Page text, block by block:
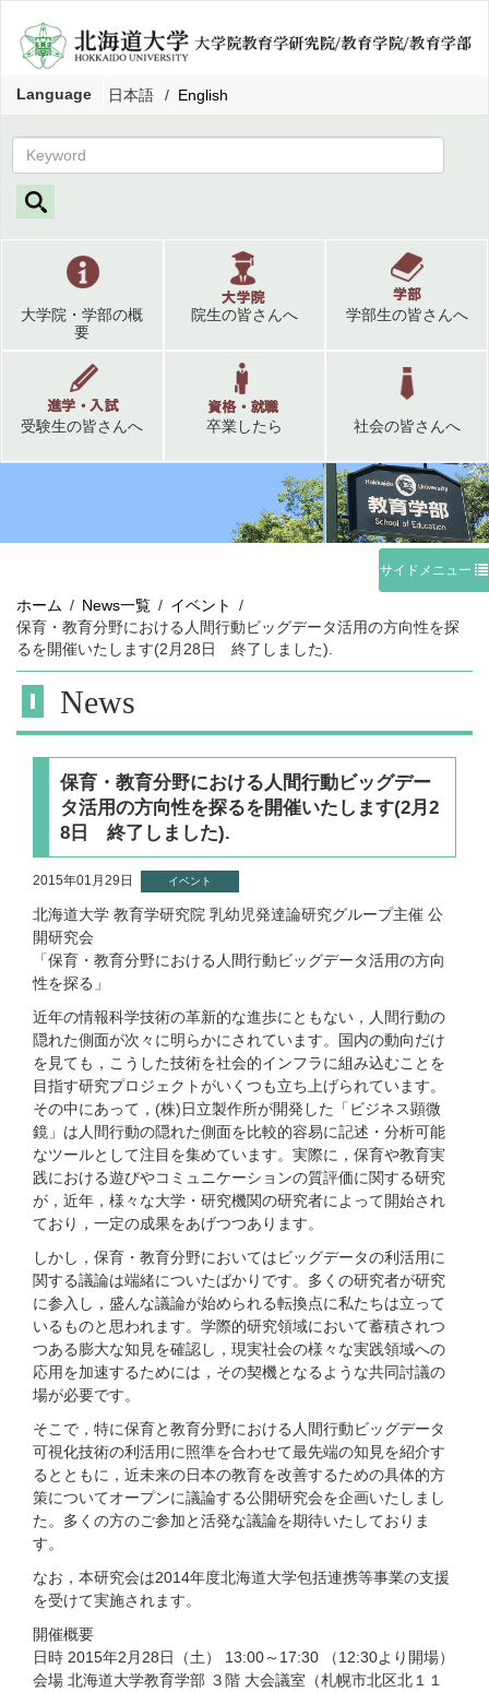
Language 日本語 English
大学院・学部の概
要
院生の皆さんへ 学部生の皆さんへ
受験生の皆さんへ 卒業したら 社会の皆さんへ
サイドメニュー
ホーム News一覧
イベント
保育・教育分野における人間行動ビッグデータ活用の方向性を探
るを開催いたします(2月28日 終了しました).
News
保育・教育分野における人間行動ビッグデー
タ活用の方向性を探るを開催いたします(2月2
8日 終了しました).
2015年01月29日 イベント
北海道大学 教育学研究院 乳幼児発達論研究グループ主催 公
開研究会
「保育・教育分野における人間行動ビッグデータ活用の方向
性を探る」
近年の情報科学技術の革新的な進歩にともない，人間行動の
隠れた側面が次々に明らかにされています。国内の動向だけ
を見ても，こうした技術を社会的インフラに組み込むことを
目指す研究プロジェクトがいくつも立ち上げられています。
その中にあって，(株)日立製作所が開発した「ビジネス顕微
鏡」は人間行動の隠れた側面を比較的容易に記述・分析可能
なツールとして注目を集めています。実際に，保育や教育実
践における遊びやコミュニケーションの質評価に関する研究
が，近年，様々な大学・研究機関の研究者によって開始され
ており，一定の成果をあげつつあります。
しかし，保育・教育分野においてはビッグデータの利活用に
関する議論は端緒についたばかりです。多くの研究者が研究
に参入し，盛んな議論が始められる転換点に私たちは立って
いるものと思われます。学際的研究領域において蓄積されつ
つある膨大な知見を確認し，現実社会の様々な実践領域への
応用を加速するためには，その契機となるような共同討議の
場が必要です。
そこで，特に保育と教育分野における人間行動ビッグデータ
可視化技術の利活用に照準を合わせて最先端の知見を紹介す
るとともに，近未来の日本の教育を改善するための具体的方
策についてオープンに議論する公開研究会を企画いたしまし
た。多くの方のご参加と活発な議論を期待いたしておりま
す。
なお，本研究会は2014年度北海道大学包括連携等事業の支援
を受けて実施されます。
開催概要
日時 2015年2月28日（土） 13:00～17:30 （12:30より開場）
会場 北海道大学教育学部 ３階 大会議室（札幌市北区北１１